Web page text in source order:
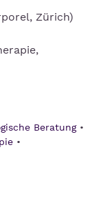
Zürich)
Beratung